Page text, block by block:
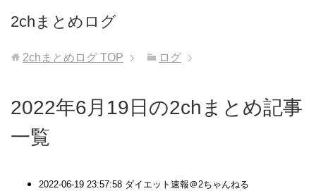
2chまとめログ
2chまとめログ TOP ログ
2022年6月19日の2chまとめ記事
一覧
2022-06-19 23:57:58 ダイエット速報＠2ちゃんねる